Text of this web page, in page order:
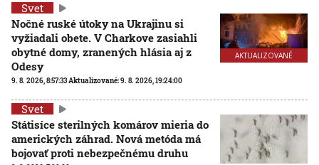
AKTUALIZOVANÉ
Svet
Nočné ruské útoky na Ukrajinu si
vyžiadali obete. V Charkove zasiahli
obytné domy, zranených hlásia aj z
Odesy
9. 8. 2026, 8:57:33Aktualizované:9. 8. 2026, 19:24:00
Svet
Státisíce sterilných komárov mieria do
amerických záhrad. Nová metóda má
bojovať proti nebezpečnému druhu